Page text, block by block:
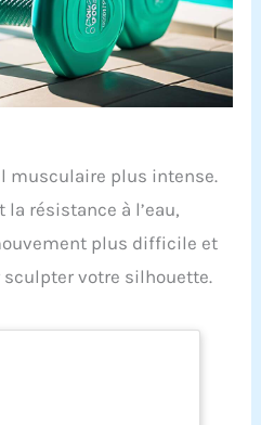
musculaire plus intense.
résistance à l’eau,
plus difficile et
votre silhouette.